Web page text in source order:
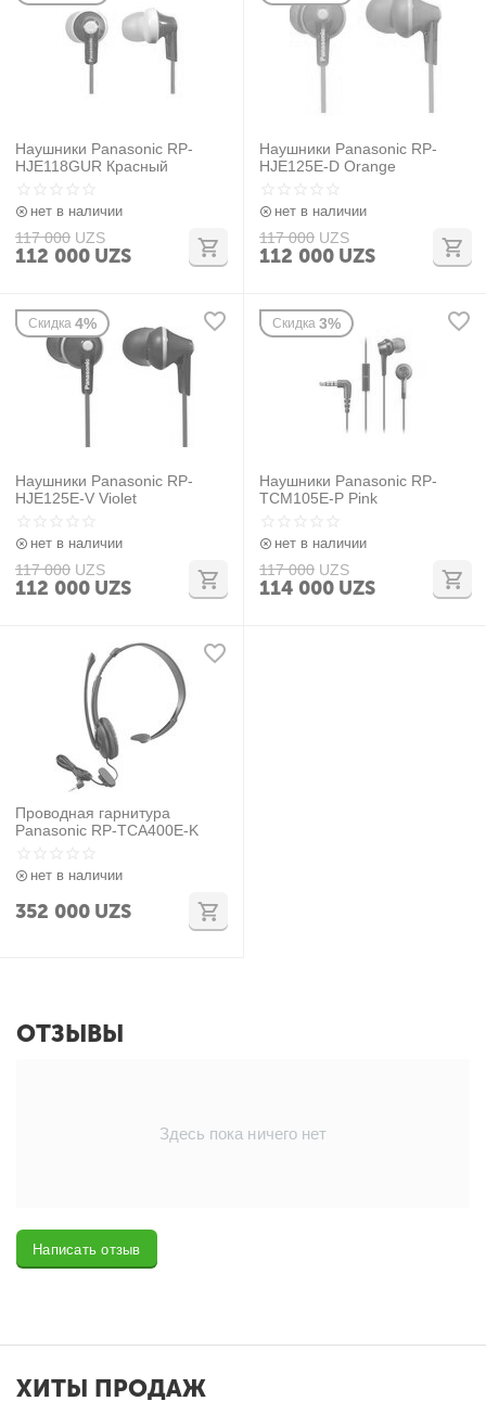
Наушники Panasonic RP-
HJE118GUR Красный
нет в наличии
117 000 UZS
112 000 UZS
Наушники Panasonic RP-
HJE125E-D Orange
нет в наличии
117 000 UZS
112 000 UZS
Скидка 4%
Наушники Panasonic RP-
HJE125E-V Violet
нет в наличии
117 000 UZS
112 000 UZS
Скидка 3%
Наушники Panasonic RP-
TCM105E-P Pink
нет в наличии
117 000 UZS
114 000 UZS
Проводная гарнитура
Panasonic RP-TCA400E-K
нет в наличии
352 000 UZS
ОТЗЫВЫ
Здесь пока ничего нет
Написать отзыв
ХИТЫ ПРОДАЖ